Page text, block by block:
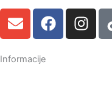
E
n
e
F
a
I
n
Informacije